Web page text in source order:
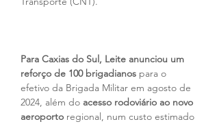
Para Caxias do Sul, Leite anunciou um
reforço de 100 brigadianos para o
efetivo da Brigada Militar em agosto de
2024, além do acesso rodoviário ao novo
aeroporto regional, num custo estimado